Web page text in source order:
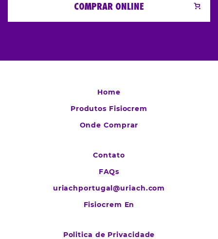
COMPRAR ONLINE
Home
Produtos Fisiocrem
Onde Comprar
Contato
FAQs
uriachportugal@uriach.com
Fisiocrem En
Politica de Privacidade